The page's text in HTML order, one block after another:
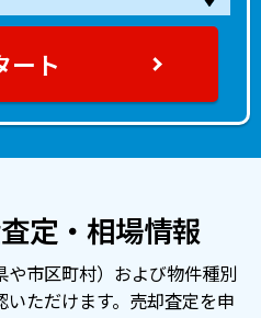
ート
定・相場情報
市区町村）および物件種別
ただけます。売却査定を申